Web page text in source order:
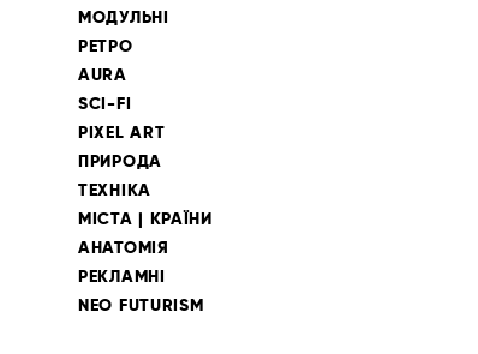
МОДУЛЬНІ
РЕТРО
AURA
SCI-FI
PIXEL ART
ПРИРОДА
ТЕХНІКА
МІСТА | КРАЇНИ
АНАТОМІЯ
РЕКЛАМНІ
NEO FUTURISM